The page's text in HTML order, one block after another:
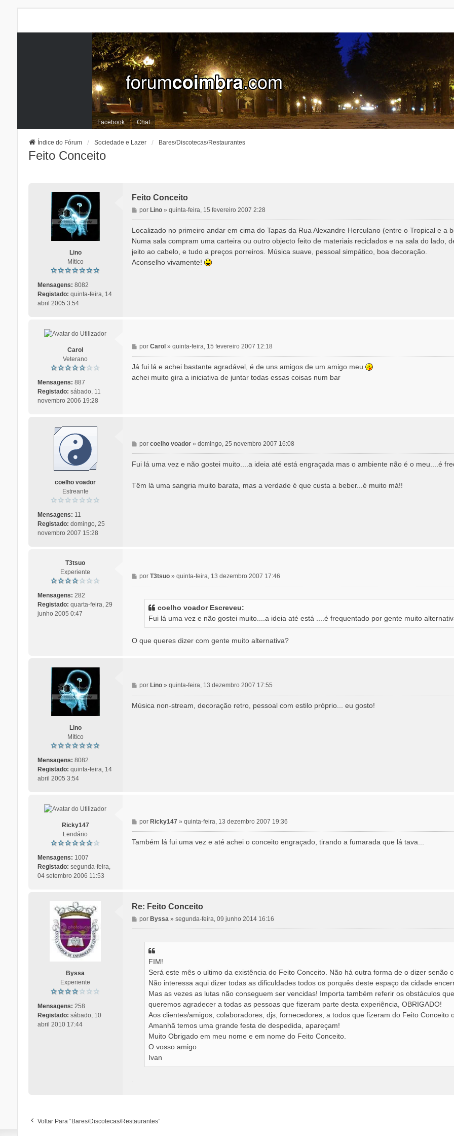
Facebook Chat
Índice do Fórum Sociedade e Lazer Bares/Discotecas/Restaurantes
Feito Conceito
Lino
Mítico
Mensagens: 8082
Registado: quinta-feira, 14
abril 2005 3:54
Feito Conceito
M
e
a
g
e
porLino »quinta-feira, 15 fevereiro 2007 2:28
Localizado no primeiro andar em cima do Tapas da Rua Alexandre Herculano (entre o Tropical e a
Numa sala compram uma carteira ou outro objecto feito de materiais reciclados e na sala do lado,
jeito ao cabelo, e tudo a preços porreiros. Música suave, pessoal simpático, boa decoração.
Aconselho vivamente!
Carol
Veterano
Mensagens: 887
Registado: sábado, 11
novembro 2006 19:28
M
e
n
a
porCarol »quinta-feira, 15 fevereiro 2007 12:18
Já fui lá e achei bastante agradável, é de uns amigos de um amigo meu
achei muito gira a iniciativa de juntar todas essas coisas num bar
coelho voador
Estreante
Mensagens: 11
Registado: domingo, 25
novembro 2007 15:28
M
e
n
g
porcoelho voador »domingo, 25 novembro 2007 16:08
Fui lá uma vez e não gostei muito....a ideia até está engraçada mas o ambiente não é o meu....é
Têm lá uma sangria muito barata, mas a verdade é que custa a beber...é muito má!!
T3tsuo
Experiente
Mensagens: 282
Registado: quarta-feira, 29
junho 2005 0:47
M
e
m
porT3tsuo »quinta-feira, 13 dezembro 2007 17:46
coelho voador Escreveu:
Fui lá uma vez e não gostei muito....a ideia até está ....é frequentado por gente muito
O que queres dizer com gente muito alternativa?
Lino
Mítico
Mensagens: 8082
Registado: quinta-feira, 14
abril 2005 3:54
M
e
n
porLino »quinta-feira, 13 dezembro 2007 17:55
Música non-stream, decoração retro, pessoal com estilo próprio... eu gosto!
Ricky147
Lendário
Mensagens: 1007
Registado: segunda-feira,
04 setembro 2006 11:53
M
e
porRicky147 »quinta-feira, 13 dezembro 2007 19:36
Também lá fui uma vez e até achei o conceito engraçado, tirando a fumarada que lá tava...
Byssa
Experiente
Mensagens: 258
Registado: sábado, 10
abril 2010 17:44
Re: Feito Conceito
M
e
porByssa »segunda-feira, 09 junho 2014 16:16
FIM!
Será este mês o ultimo da existência do Feito Conceito. Não há outra forma de o dizer senão
Não interessa aqui dizer todas as dificuldades todos os porquês deste espaço da cidade
Mas as vezes as lutas não conseguem ser vencidas! Importa também referir os obstáculos
queremos agradecer a todas as pessoas que fizeram parte desta experiência, OBRIGADO!
Aos clientes/amigos, colaboradores, djs, fornecedores, a todos que fizeram do Feito Conceito
Amanhã temos uma grande festa de despedida, apareçam!
Muito Obrigado em meu nome e em nome do Feito Conceito.
O vosso amigo
Ivan
Voltar Para “Bares/Discotecas/Restaurantes”